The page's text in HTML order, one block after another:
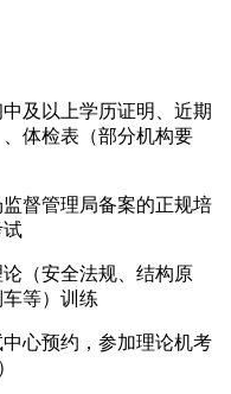
及以上学历证明、近期
体检表（部分机构要
督管理局备案的正规培
试‌
（安全法规、结构原
等）训练
心预约，参加‌理论机考